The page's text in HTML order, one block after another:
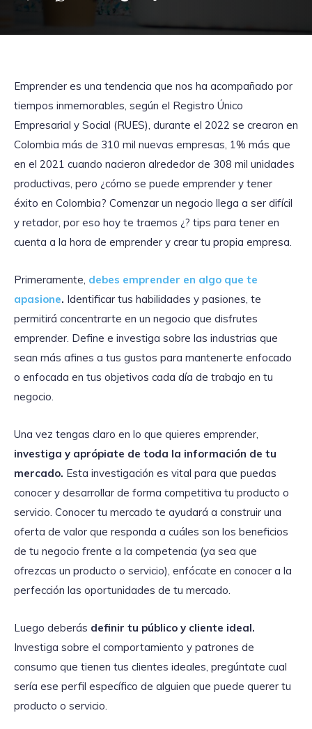
Emprender es una tendencia que nos ha acompañado por
tiempos inmemorables, según el Registro Único
Empresarial y Social (RUES), durante el 2022 se crearon en
Colombia más de 310 mil nuevas empresas, 1% más que
en el 2021 cuando nacieron alrededor de 308 mil unidades
productivas, pero ¿cómo se puede emprender y tener
éxito en Colombia? Comenzar un negocio llega a ser difícil
y retador, por eso hoy te traemos ¿? tips para tener en
cuenta a la hora de emprender y crear tu propia empresa.
Primeramente, debes emprender en algo que te
apasione. Identificar tus habilidades y pasiones, te
permitirá concentrarte en un negocio que disfrutes
emprender. Define e investiga sobre las industrias que
sean más afines a tus gustos para mantenerte enfocado
o enfocada en tus objetivos cada día de trabajo en tu
negocio.
Una vez tengas claro en lo que quieres emprender,
investiga y aprópiate de toda la información de tu
mercado. Esta investigación es vital para que puedas
conocer y desarrollar de forma competitiva tu producto o
servicio. Conocer tu mercado te ayudará a construir una
oferta de valor que responda a cuáles son los beneficios
de tu negocio frente a la competencia (ya sea que
ofrezcas un producto o servicio), enfócate en conocer a la
perfección las oportunidades de tu mercado.
Luego deberás definir tu público y cliente ideal.
Investiga sobre el comportamiento y patrones de
consumo que tienen tus clientes ideales, pregúntate cual
sería ese perfil específico de alguien que puede querer tu
producto o servicio.